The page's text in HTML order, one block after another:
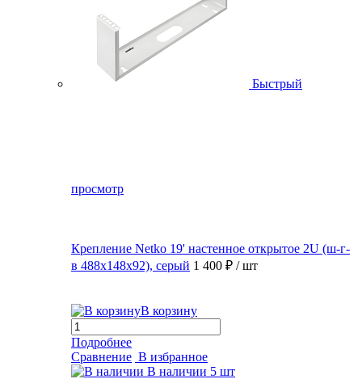
Быстрый
просмотр
Крепление Netko 19' настенное открытое 2U (ш-г-
в 488х148х92), серый 1 400 ₽ / шт
В корзину
Подробнее
Сравнение В избранное
В наличии 5 шт